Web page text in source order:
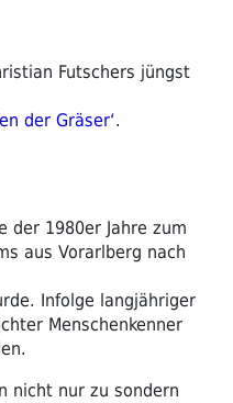
Futschers jüngst
der Gräser‘.
der 1980er Jahre zum
aus Vorarlberg nach
Infolge langjähriger
Menschenkenner
nicht nur zu sondern